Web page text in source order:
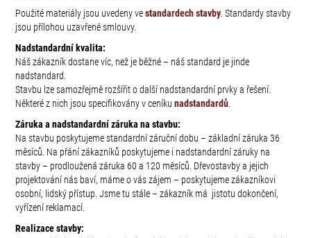
Použité materiály jsou uvedeny vestandardech stavby . Standardy stavby
jsou přílohou uzavřené smlouvy.
Nadstandardní kvalita:
Náš zákazník dostane víc, než je běžné – náš standard je jinde
nadstandard.
Stavbu lze samozřejmě rozšířit o další nadstandardní prvky a řešení.
Některé z nich jsou specifikovány v ceníkunadstandardů
Záruka a nadstandardní záruka na stavbu:
Na stavbu poskytujeme standardní záruční dobu – základní záruka 36
měsíců. Na přání zákazníků poskytujeme i nadstandardní záruky na
stavby – prodloužená záruka 60 a 120 měsíců. Dřevostavby a jejich
projektování nás baví, máme o vás zájem – poskytujeme zákazníkovi
osobní, lidský přístup. Jsme tu stále – zákazník má jistotu dokončení,
vyřízení reklamací.
Realizace stavby: